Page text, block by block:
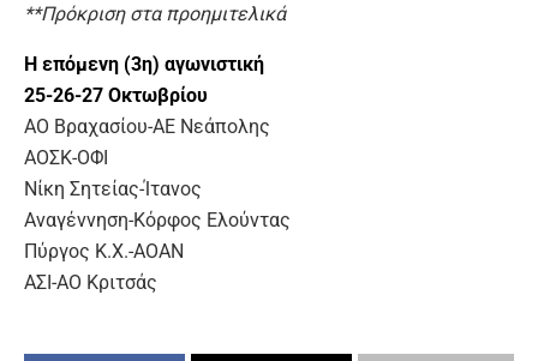
**Πρόκριση στα προημιτελικά
Η επόμενη (3η) αγωνιστική
25-26-27 Οκτωβρίου
ΑΟ Βραχασίου-ΑΕ Νεάπολης
ΑΟΣΚ-ΟΦΙ
Νίκη Σητείας-Ίτανος
Αναγέννηση-Κόρφος Ελούντας
Πύργος Κ.Χ.-ΑΟΑΝ
ΑΣΙ-ΑΟ Κριτσάς